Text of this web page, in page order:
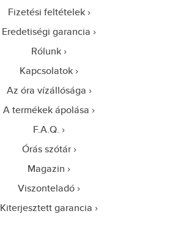
Fizetési feltételek
Eredetiségi garancia
Rólunk
Kapcsolatok
Az óra vízállósága
A termékek ápolása
F.A.Q.
Órás szótár
Magazin
Viszonteladó
Kiterjesztett garancia